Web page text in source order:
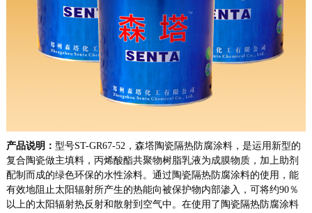
产品说明： 型号ST-GR67-52， 森塔陶瓷隔热防腐涂料， 是运用新型的
复合陶瓷做主填料，丙烯酸酯共聚物树脂乳液为成膜物质，加上助剂
配制而成的绿色环保的水性涂料。通过陶瓷隔热防腐涂料的使用，能
有效地阻止太阳辐射所产生的热能向被保护物内部渗入，可将约90％
以上的太阳辐射热反射和散射到空气中。在使用了陶瓷隔热防腐涂料